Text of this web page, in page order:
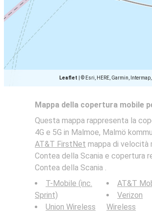
Leaflet © Esri, HERE, Garmin,
Mappa della copertura mobile
Questa mappa rappresenta la
4G e 5G in Malmoe, Malmö
AT&T FirstNet mappa di velocità
Contea della Scania e copertura
Contea della Scania .
T-Mobile (inc.
Sprint)
Union Wireless
AT&T
Verizon
Wireless